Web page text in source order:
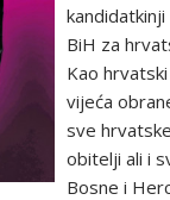
BiH za
Kao
vijeća
sve
obitelji ali i
Bosne i